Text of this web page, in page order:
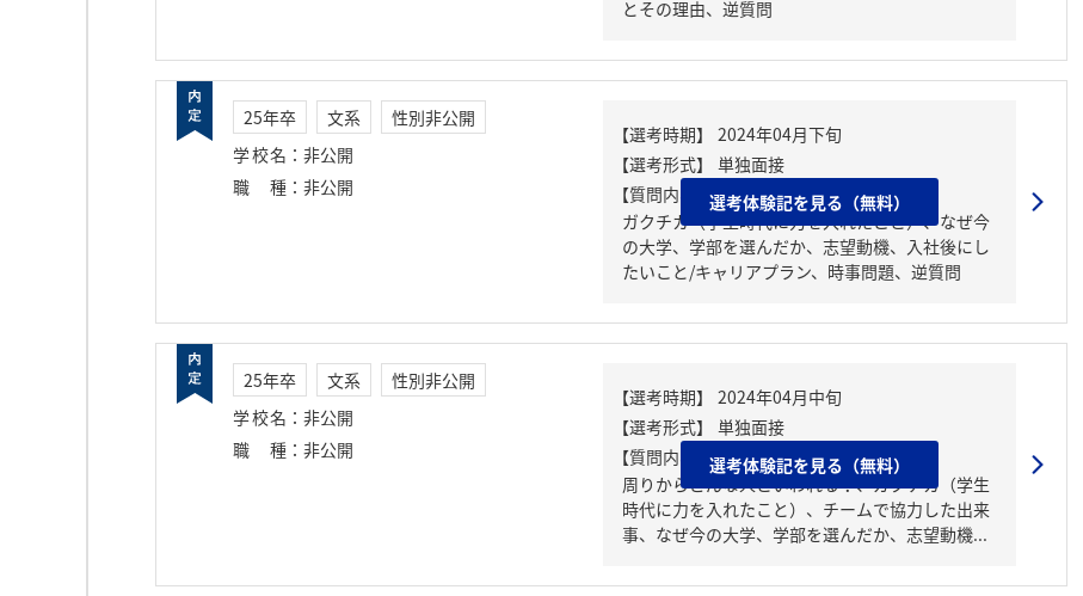
とその理由、逆質問
25年卒 文系
性別非公開
学校名 ： 非公開
職種 ： 非公開
【質問内容・課題】
ガクチカ（学生時代に力を入れたこと）、なぜ今
の大学、学部を選んだか、志望動機、入社後にし
たいこと/キャリアプラン、時事問題、逆質問
選考体験記を見る（無料）
25年卒 文系
性別非公開
学校名 ： 非公開
職種 ： 非公開
【質問内容・課題】
周りからどんな人といわれる？、ガクチカ（学生
時代に力を入れたこと）、チームで協力した出来
事、なぜ今の大学、学部を選んだか、志望動機...
選考体験記を見る（無料）